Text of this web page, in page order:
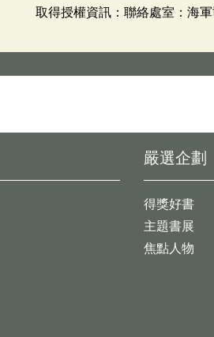
取得授權資訊：聯絡處室：海
嚴選企劃
得獎好書
主題書展
焦點人物